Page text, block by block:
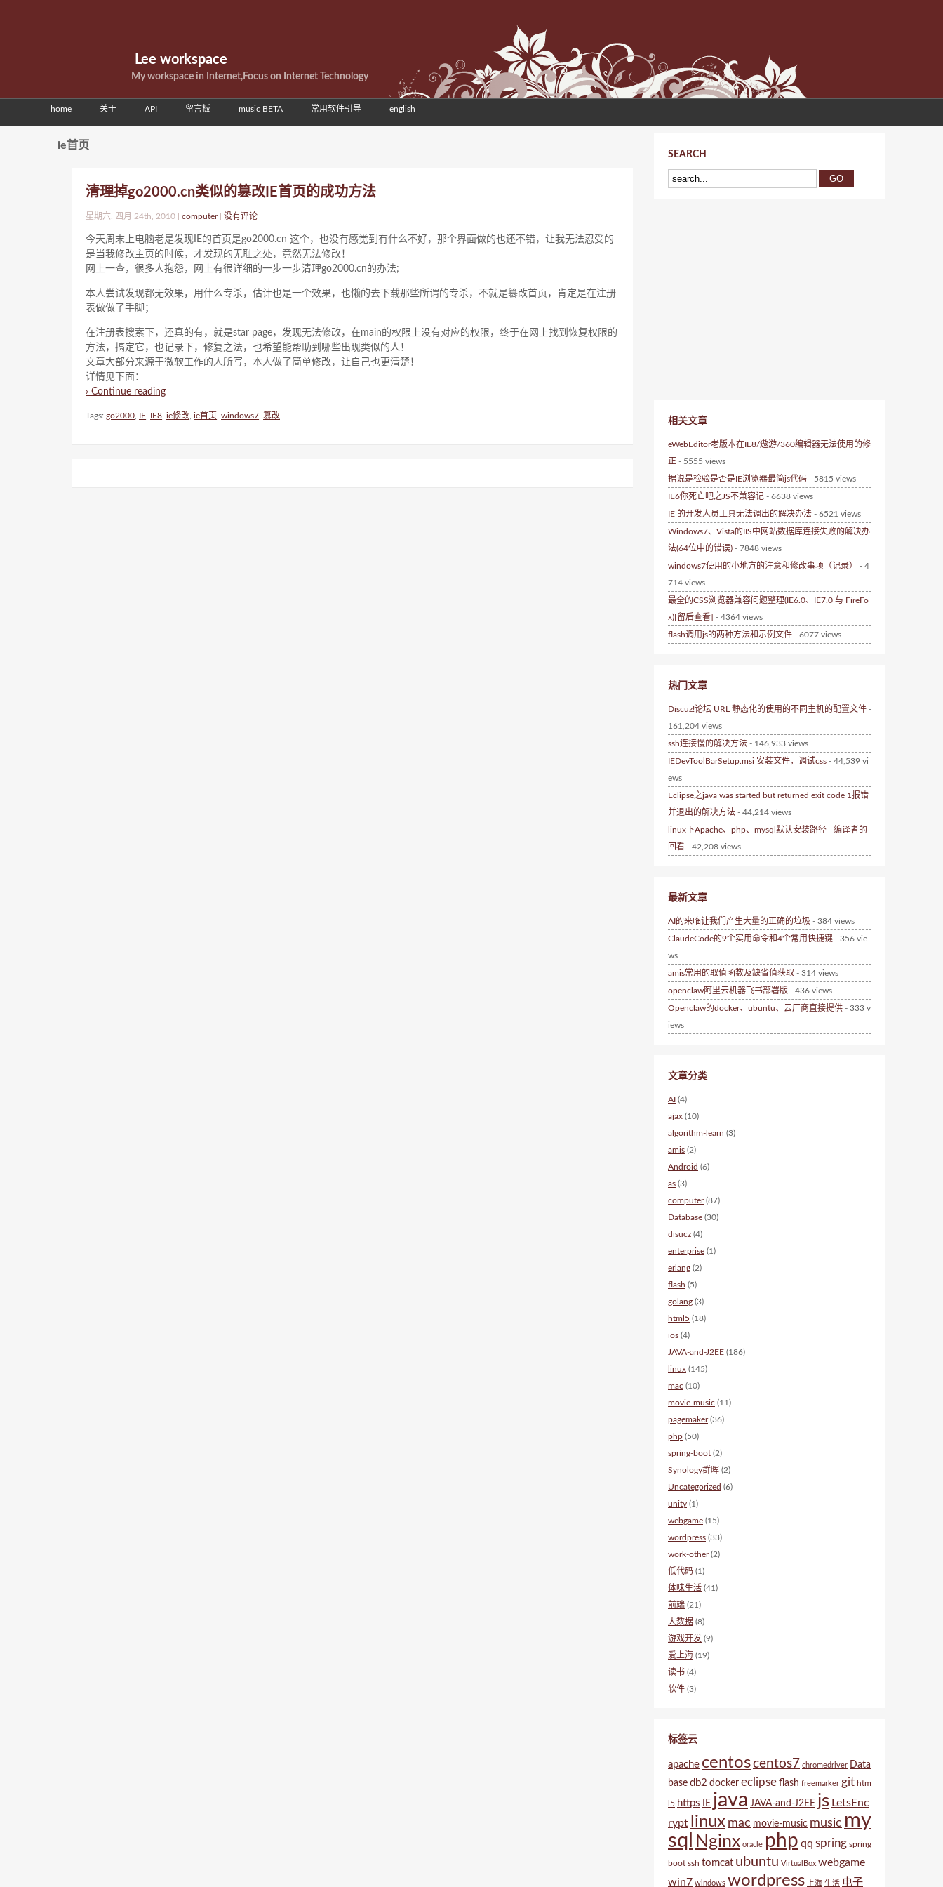
Lee workspace
My workspace in Internet,Focus on Internet Technology
home 关于 API 留言板 music BETA 常用软件引导 english
ie首页
清理掉go2000.cn类似的篡改IE首页的成功方法
星期六, 四月 24th, 2010 | computer| 没有评论
今天周末上电脑老是发现IE的首页是go2000.cn 这个，也没有感觉到有什么不好，那个界面做的也还不错，让我无法忍受的
是当我修改主页的时候，才发现的无耻之处，竟然无法修改！
网上一查，很多人抱怨，网上有很详细的一步一步清理go2000.cn的办法;
本人尝试发现都无效果，用什么专杀，估计也是一个效果，也懒的去下载那些所谓的专杀，不就是篡改首页，肯定是在注册
表做做了手脚；
在注册表搜索下，还真的有，就是star page，发现无法修改，在main的权限上没有对应的权限，终于在网上找到恢复权限的
方法，搞定它，也记录下，修复之法，也希望能帮助到哪些出现类似的人！
文章大部分来源于微软工作的人所写，本人做了简单修改，让自己也更清楚！
详情见下面：
› Continue reading
Tags: go2000 IE IE8 ie修改 ie首页 windows7 篡改
SEARCH
相关文章
eWebEditor老版本在IE8/遨游/360编辑器无法使用的修
正 - 5555 views
据说是检验是否是IE浏览器最简js代码 - 5815 views
IE6你死亡吧之JS不兼容记 - 6638 views
IE 的开发人员工具无法调出的解决办法 - 6521 views
Windows7、Vista的IIS中网站数据库连接失败的解决办
法(64位中的错误) - 7848 views
windows7使用的小地方的注意和修改事项（记录）
- 4
714 views
最全的CSS浏览器兼容问题整理(IE6.0、IE7.0 与 FireFo
x)[留后查看] - 4364 views
flash调用js的两种方法和示例文件 - 6077 views
热门文章
Discuz!论坛 URL 静态化的使用的不同主机的配置文件 -
161,204 views
ssh连接慢的解决方法 - 146,933 views
IEDevToolBarSetup.msi 安装文件，调试css - 44,539 vi
ews
Eclipse之java was started but returned exit code 1报错
并退出的解决方法 - 44,214 views
linux下Apache、php、mysql默认安装路径—编译者的
回看 - 42,208 views
最新文章
AI的来临让我们产生大量的正确的垃圾 - 384 views
ClaudeCode的9个实用命令和4个常用快捷键 - 356 vie
ws
amis常用的取值函数及缺省值获取 - 314 views
openclaw阿里云机器飞书部署版 - 436 views
Openclaw的docker、ubuntu、云厂商直接提供 - 333 v
iews
文章分类
AI (4)
ajax (10)
algorithm-learn (3)
amis (2)
Android (6)
as (3)
computer(87)
Database (30)
disucz (4)
enterprise (1)
erlang (2)
flash (5)
golang (3)
html5 (18)
ios (4)
JAVA-and-J2EE (186)
linux (145)
mac (10)
movie-music (11)
pagemaker(36)
php (50)
spring-boot (2)
Synology群晖 (2)
Uncategorized (6)
unity (1)
webgame (15)
wordpress (33)
work-other(2)
低代码 (1)
体味生活 (41)
前端 (21)
大数据 (8)
游戏开发 (9)
爱上海 (19)
读书 (4)
软件 (3)
标签云
apache centoscentos7 chromedriver Data
base db2 docker eclipse flash freemarker git htm
l5 https IE java JAVA-and-J2EE js LetsEnc
rypt
linux mac movie-music music my
sql Nginx oracle php qq spring spring
boot ssh tomcat ubuntu VirtualBox webgame
win7 windows wordpress 上海 生活 电子